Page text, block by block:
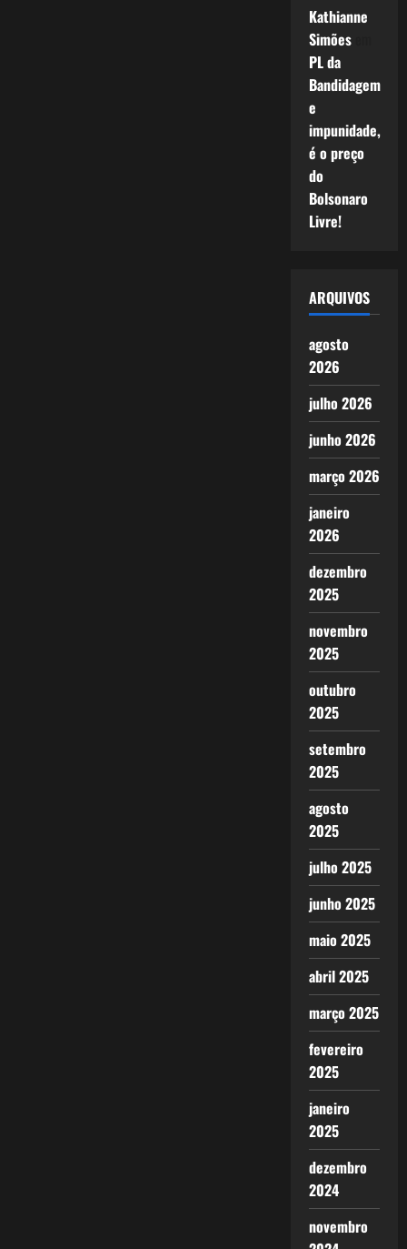
Kathianne
Simõesem
PL da
Bandidagem
e
impunidade,
é o preço
do
Bolsonaro
Livre!
ARQUIVOS
agosto
2026
julho 2026
junho 2026
março 2026
janeiro
2026
dezembro
2025
novembro
2025
outubro
2025
setembro
2025
agosto
2025
julho 2025
junho 2025
maio 2025
abril 2025
março 2025
fevereiro
2025
janeiro
2025
dezembro
2024
novembro